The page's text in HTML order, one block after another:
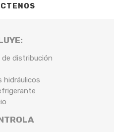
distribución
hidráulicos